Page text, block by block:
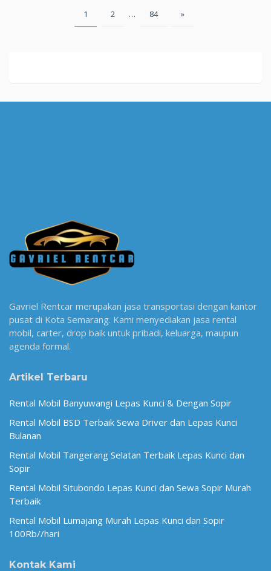
pagination
1 2 … 84 »
Gavriel Rentcar merupakan jasa transportasi dengan kantor
pusat di Kota Semarang. Kami menyediakan jasa rental
mobil, carter, drop baik untuk pribadi, keluarga, maupun
agenda formal.
Artikel Terbaru
Rental Mobil Banyuwangi Lepas Kunci & Dengan Sopir
Rental Mobil BSD Terbaik Sewa Driver dan Lepas Kunci
Bulanan
Rental Mobil Tangerang Selatan Terbaik Lepas Kunci dan
Sopir
Rental Mobil Situbondo Lepas Kunci dan Sewa Sopir Murah
Terbaik
Rental Mobil Lumajang Murah Lepas Kunci dan Sopir
100Rb//hari
Kontak Kami